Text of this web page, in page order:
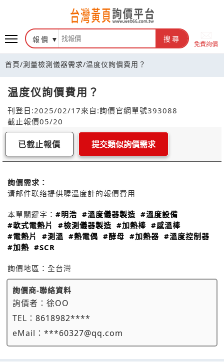
報價 搜尋
免費詢價
首頁/測量檢測儀器需求/温度仪詢價費用？
温度仪詢價費用？
刊登日:2025/02/17來自:詢價官網單號393088
截止報價05/20
已截止報價 提交類似詢價需求
詢價需求：
请邮件联络提供喔溫度計的報價費用
本單關鍵字： #明浩 #溫度儀器製造 #溫度設備
#軟式電熱片
#檢測儀器製造 #加熱棒 #感溫棒
#電熱片
#測溫 #熱電偶 #酵母 #加熱器 #溫度控制器
#加熱 #SCR
詢價地區： 全台灣
詢價商-聯絡資料
詢價者： 徐OO
TEL： 8618982****
eMail： ***60327@qq.com